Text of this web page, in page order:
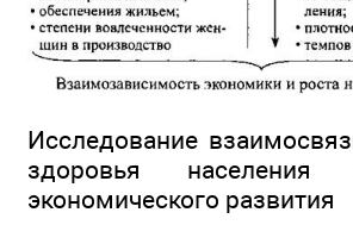
Исследование
здоровья
экономического развития